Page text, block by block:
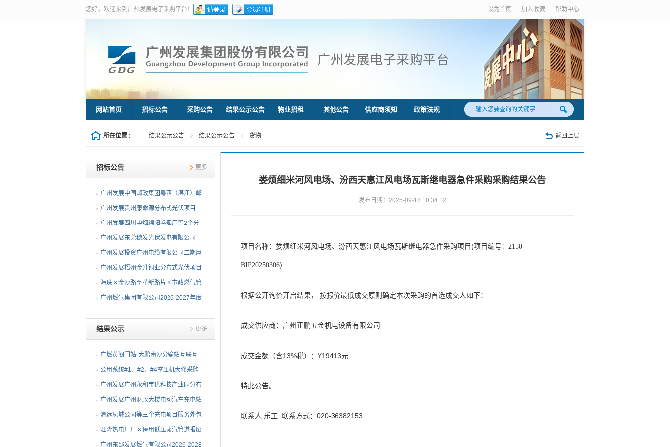
您好，欢迎来到广州发展电子采购平台！ 设为首页 加入收藏 帮助中心
网站首页 招标公告 采购公告 结果公示公告 物业招租 其他公告 供应商须知 政策法规
所在位置 : 结果公示公告 结果公示公告 货物 返回上层
娄烦细米河风电场、汾西天惠江风电场瓦斯继电器急件采购采购结果公告
发布日期：2025-09-18 10:34:12
项目名称： 娄烦细米河风电场、汾西天惠江风电场瓦斯继电器急件采购项目(项目编号： 2150-
BIP20250306)
根据公开询价开启结果， 按报价最低成交原则确定本次采购的首选成交人如下：
成交供应商： 广州正鹏五金机电设备有限公司
成交金额（含13%税）：¥19413元
特此公告。
联系人;乐工 联系方式：020-36382153
招标公告 更多
广州发展中国邮政集团粤西（湛江）邮
件处理中心等3个分布...
广州发展贵州康命源分布式光伏项目
EPC总承包（第二次招标...
广州发展四川中烟绵阳卷烟厂等2个分
布式光伏项目EPC总承包...
广州发展东莞穗发光伏发电有限公司
（广州港新沙港务有限公...
广州发展投资广州电缆有限公司二期屋
顶分布式光伏项目EPC...
广州发展梧州金升铜业分布式光伏项目
EPC总承包招标公告
海珠区金沙路至革新路片区市政燃气管
网更新工程招标公告
广州燃气集团有限公司2026-2027年度
燃气用埋地聚乙烯（PE1...
结果公示 更多
广燃黄阁门站-大鹏南沙分输站互联互
通改造安全评价及职业...
公用系统#1、#2、#4空压机大修采购
结果公告
⼴州发展⼴州永和宝供科技产业园分布
式光伏项⽬可⾏性研究...
广州发展广州财政大楼电动汽车充电站
项目采购结果公告
清远凤城公园等三个充电项目服务外包
项目采购结果公告
旺隆热电厂厂区停用低压蒸汽管道报废
拆除及废旧物资处置项...
广州东部发展燃气有限公司2026-2028